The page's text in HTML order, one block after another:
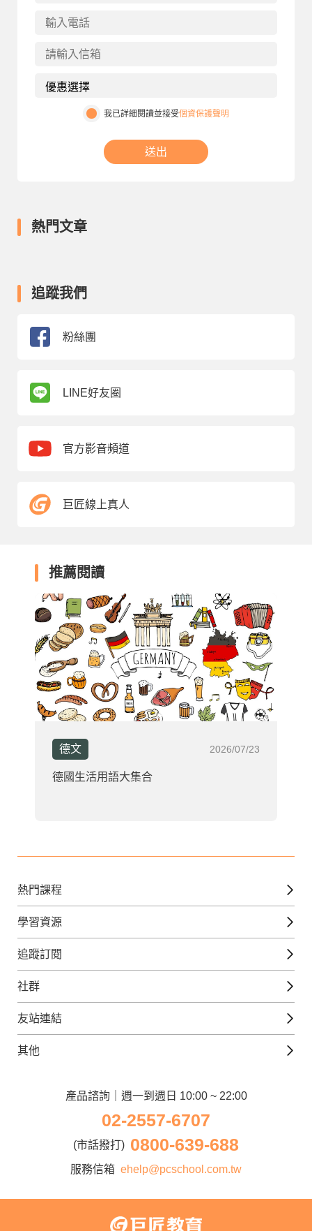
我已詳細閱讀並接受個資保護聲明
送出
熱門文章
追蹤我們
粉絲團
LINE好友圈
官方影音頻道
巨匠線上真人
推薦閱讀
德文 2026/07/23
德國生活用語大集合
熱門課程
英文課程
日語課程
韓語課程
法文課程
兒童日語課程
學習資源
免費線上檢定
外語補給站
美日語數位學院
追蹤訂閱
Gjun-就醬學外語
官方Youtube
社群
英語觀光城
日語觀光城
友站連結
iWorld JR
電腦直播教學
巨匠東大日語
其他
Apply to Teach
講師登入
產品諮詢｜週一到週日 10:00 ~ 22:00
02-2557-6707
(市話撥打) 0800-639-688
服務信箱 ehelp@pcschool.com.tw